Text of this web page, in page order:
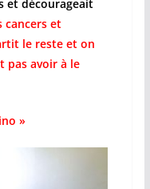
et décourageait
cancers et
le reste et on
pas avoir à le
»